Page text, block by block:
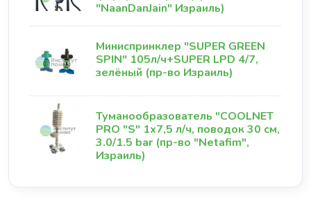
"NaanDanJain" Израиль)
Миниспринклер "SUPER GREEN
SPIN" 105л/ч+SUPER LPD 4/7,
зелёный (пр-во Израиль)
Туманообразователь "COOLNET
PRO "S" 1х7,5 л/ч, поводок 30 см,
3.0/1.5 bar (пр-во "Netafim",
Израиль)